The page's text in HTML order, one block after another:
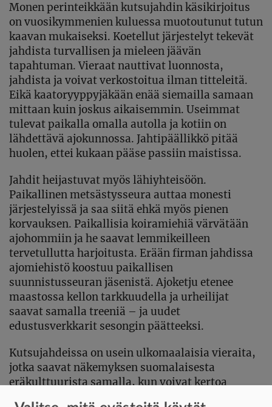
Monen perinteikkään kutsujahdin käsikirjoitus
on vuosikymmenien kuluessa muotoutunut tutun
kaavan mukaiseksi. Koetellut järjestelyt tekevät
jahdista turvallisen ja mieleen jäävän
tapahtuman. Vieraat nauttivat luonnosta,
jahdista ja voivat verkostoitua ilman titteleitä.
Eikä kaatoryyppyjäkään enää siemailla samaan
mittaan kuin joskus aikaisemmin. Useimmat
tulevat paikalla omalla autolla ja kotiin on
lähdettävä ajokunnossa. Jahtipäällikkö pitää
huolen, ettei kukaan pääse passiin maistissa.
Jahdit heijastuvat myös lähiyhteisöön.
Paikallinen metsästysseura auttaa monesti
järjestelyissä ja saa siitä ehkä myös pienen
korvauksen. Paikallisia koiramiehiä värvätään
ajohommiin ja he saavat lemmikeilleen
tervetullutta harjoitusta. Erään firman jahdissa
ajomiehistö koostuu paikallisen
suunnistusseuran jäsenistä. Ajoketju etenee
maastossa kellon tarkkuudella ja urheilijat
saavat samalla treeniä – ja uudet
edustusverkkarit sesongin päätteeksi.
Kutsujahdeissa on usein ulkomaalaisia vieraita,
jotka saavat näkemyksen suomalaisesta
eräkulttuurista samalla, kun voivat kertoa